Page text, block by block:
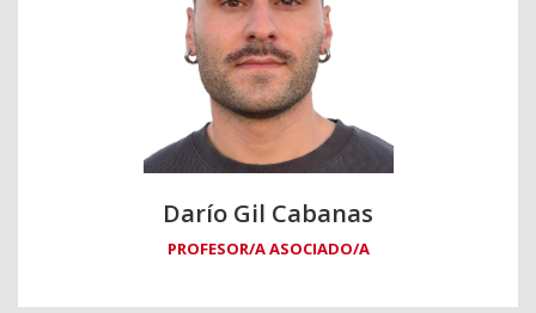
Darío Gil Cabanas
PROFESOR/A ASOCIADO/A